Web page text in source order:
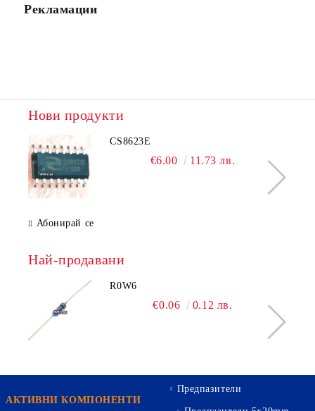
Рекламации
Нови продукти
CS8623E
€6.00 11.73 лв.
Абонирай се
Най-продавани
R0W6
€0.06 0.12 лв.
АКТИВНИ КОМПОНЕНТИ
Предпазители